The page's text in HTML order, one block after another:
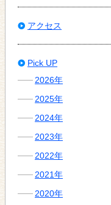
アクセス
Pick UP
2026年
2025年
2024年
2023年
2022年
2021年
2020年